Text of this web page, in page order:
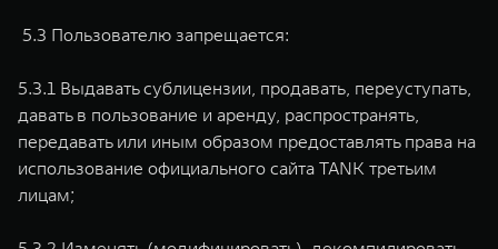
5.3 Пользователю запрещается:
5.3.1 Выдавать сублицензии, продавать, переуступать,
давать в пользование и аренду, распространять,
передавать или иным образом предоставлять права на
использование официального сайта TANK третьим
лицам;